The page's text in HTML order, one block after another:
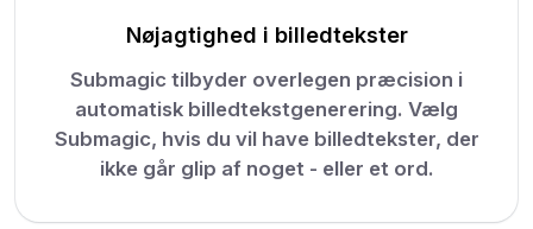
Nøjagtighed i billedtekster
Submagic tilbyder overlegen præcision i
automatisk billedtekstgenerering. Vælg
Submagic, hvis du vil have billedtekster, der
ikke går glip af noget - eller et ord.